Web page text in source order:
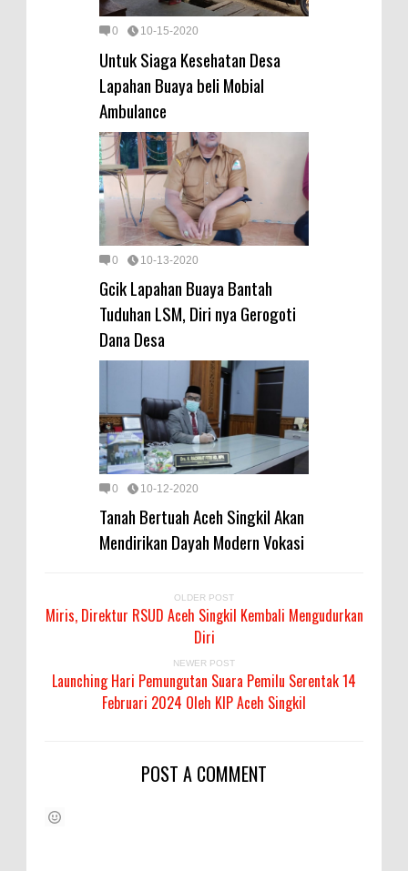
0 10-15-2020
Untuk Siaga Kesehatan Desa
Lapahan Buaya beli Mobial
Ambulance
0 10-13-2020
Gcik Lapahan Buaya Bantah
Tuduhan LSM, Diri nya Gerogoti
Dana Desa
0 10-12-2020
Tanah Bertuah Aceh Singkil Akan
Mendirikan Dayah Modern Vokasi
OLDER POST
Miris, Direktur RSUD Aceh Singkil Kembali Mengudurkan
Diri
NEWER POST
Launching Hari Pemungutan Suara Pemilu Serentak 14
Februari 2024 Oleh KIP Aceh Singkil
POST A COMMENT